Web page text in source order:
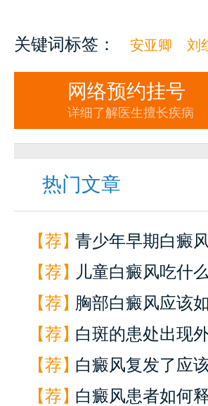
关键词标签： 安亚卿 刘
网络预约挂号
详细了解医生擅长疾病
热门文章
【荐】青少年早期白癜
【荐】 儿童白癜风吃什
【荐】胸部白癜风应该
【荐】白斑的患处出现
【荐】白癜风复发了应
【荐】白癜风患者如何